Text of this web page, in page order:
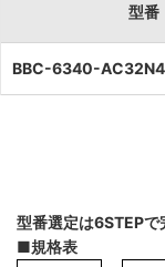
型番
BBC-6340-
型番選定は6STEP
■規格表